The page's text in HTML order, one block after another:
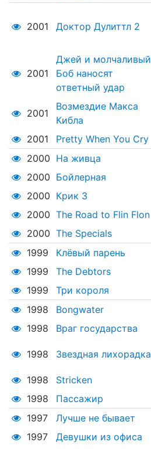
2001 Доктор Дулиттл 2
2001
Джей и молчаливый
Боб наносят
ответный удар
2001
Возмездие Макса
Кибла
2001 Pretty When You Cry
2000 На живца
2000 Бойлерная
2000 Крик 3
2000 The Road to Flin Flon
2000 The Specials
1999
Клёвый парень
1999
The Debtors
1999
Три короля
1998
Bongwater
1998
Враг государства
1998 Звездная лихорадка
1998
Stricken
1998
Пассажир
1997
Лучше не бывает
1997
Девушки из офиса